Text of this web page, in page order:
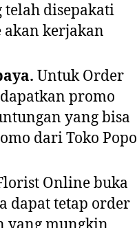
telah disepakati
akan kerjakan
Untuk Order
promo
yang bisa
dari Toko Popo
Online buka
dapat tetap order